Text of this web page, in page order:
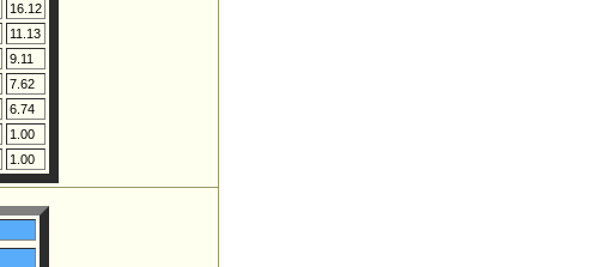
16.12
11.13
9.11
7.62
6.74
1.00
1.00